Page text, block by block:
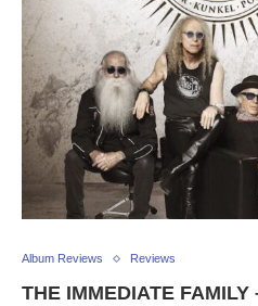
Album Reviews Reviews
THE IMMEDIATE